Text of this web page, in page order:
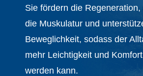
Sie fördern die
die Muskulatur und
Beweglichkeit, sodass der
mehr Leichtigkeit und
werden kann.